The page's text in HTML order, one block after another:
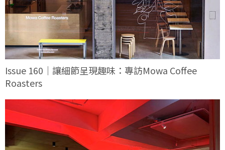
Issue 160｜讓細節呈現趣味：專訪Mowa Coffee
Roasters